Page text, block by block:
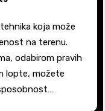
na terenu.
odabirom pravih
lopte, možete